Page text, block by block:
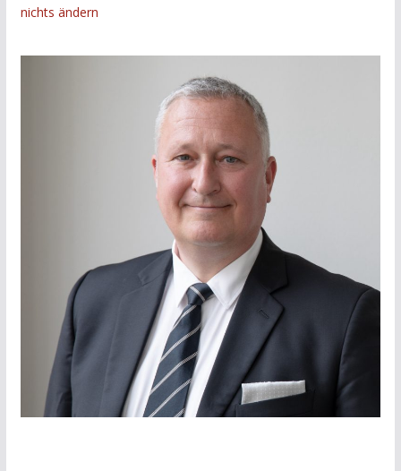
nichts ändern